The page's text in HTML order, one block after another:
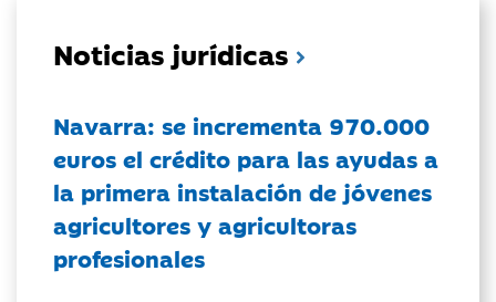
Noticias jurídicas
Navarra: se incrementa 970.000
euros el crédito para las ayudas a
la primera instalación de jóvenes
agricultores y agricultoras
profesionales